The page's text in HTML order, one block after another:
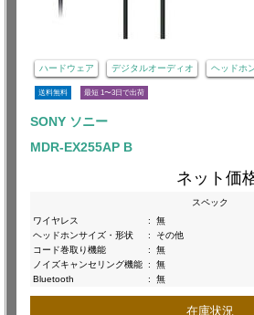
ハードウェア デジタルオーディオ ヘッドホ
送料無料 最短 1〜3日で出荷
SONY ソニー
MDR-EX255AP B
ネット価
スペック
ワイヤレス
:
無
ヘッドホンサイズ・形状
:
その他
コード巻取り機能
:
無
ノイズキャンセリング機能 :
無
Bluetooth
: 無
在庫状況